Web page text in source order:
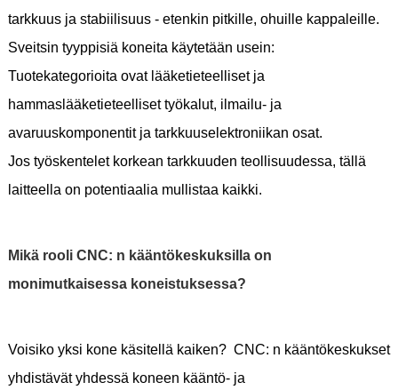
tarkkuus ja stabiilisuus - etenkin pitkille, ohuille kappaleille.
Sveitsin tyyppisiä koneita käytetään usein:
Tuotekategorioita ovat lääketieteelliset ja
hammaslääketieteelliset työkalut, ilmailu- ja
avaruuskomponentit ja tarkkuuselektroniikan osat.
Jos työskentelet korkean tarkkuuden teollisuudessa, tällä
laitteella on potentiaalia mullistaa kaikki.
Mikä rooli CNC: n kääntökeskuksilla on
monimutkaisessa koneistuksessa?
Voisiko yksi kone käsitellä kaiken? CNC: n kääntökeskukset
yhdistävät yhdessä koneen kääntö- ja